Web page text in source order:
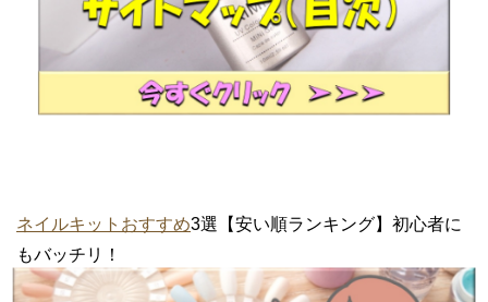
ネイルキットおすすめ3選【安い順ランキング】初心者に
もバッチリ！